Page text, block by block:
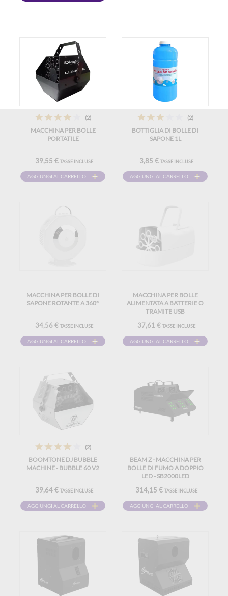
(2)
MACCHINA PER BOLLE
PORTATILE
39,55 € TASSE INCLUSE
AGGIUNGI AL CARRELLO
(2)
BOTTIGLIA DI BOLLE DI
SAPONE 1L
3,85 € TASSE INCLUSE
AGGIUNGI AL CARRELLO
MACCHINA PER BOLLE DI
SAPONE ROTANTE A 360°
34,56 € TASSE INCLUSE
AGGIUNGI AL CARRELLO
MACCHINA PER BOLLE
ALIMENTATA A BATTERIE O
TRAMITE USB
37,61 € TASSE INCLUSE
AGGIUNGI AL CARRELLO
(2)
BOOMTONE DJ BUBBLE
MACHINE - BUBBLE 60 V2
39,64 € TASSE INCLUSE
AGGIUNGI AL CARRELLO
BEAM Z - MACCHINA PER
BOLLE DI FUMO A DOPPIO
LED - SB2000LED
314,15 € TASSE INCLUSE
AGGIUNGI AL CARRELLO